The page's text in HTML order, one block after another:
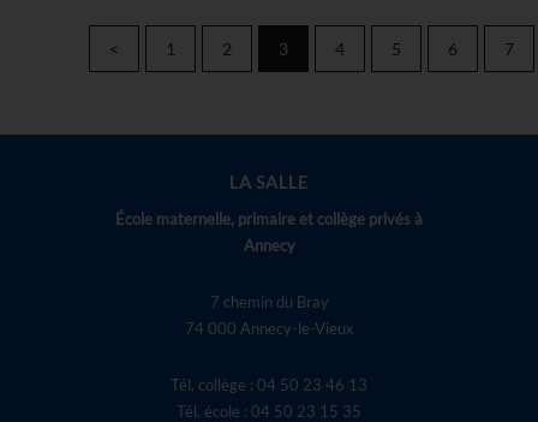
< 1 2 3 4 5 6 7
LA SALLE
École maternelle, primaire et collège privés à
Annecy
7 chemin du Bray
74 000 Annecy-le-Vieux
Tél. collège : 04 50 23 46 13
Tél. école : 04 50 23 15 35